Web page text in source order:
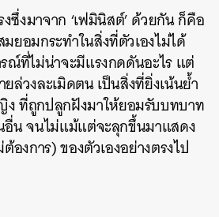
ซึ่งมาจาก ‘เฟมินิสต์’ ด้วยกัน ก็คือ
ยอมกระทำในสิ่งที่ตัวเองไม่ได้
ณ์ที่ไม่น่าจะมีแรงกดดันอะไร แต่
ล่วงละเมิดตน เป็นสิ่งที่ยิ่งเน้นย้ำ
งที่ถูกปลูกฝังมาให้ยอมรับบทบาท
อื่น จนไม่แม้แต่จะลุกขึ้นมาแสดง
องการ) ของตัวเองอย่างตรงไป